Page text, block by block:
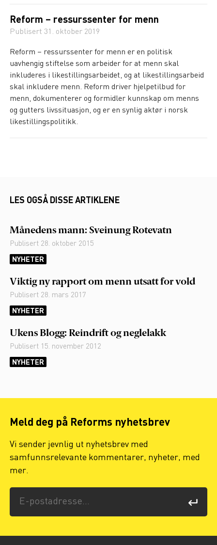
Reform – ressurssenter for menn
Publisert 31. oktober 2019
Reform – ressurssenter for menn er en politisk
uavhengig stiftelse som arbeider for at menn skal
inkluderes i likestillingsarbeidet, og at likestillingsarbeid
skal inkludere menn. Reform driver hjelpetilbud for
menn, dokumenterer og formidler kunnskap om menns
og gutters livssituasjon, og er en synlig aktør i norsk
likestillingspolitikk.
LES OGSÅ DISSE ARTIKLENE
Månedens mann: Sveinung Rotevatn
Publisert 28. oktober 2015
NYHETER
Viktig ny rapport om menn utsatt for vold
Publisert 28. mars 2017
NYHETER
Ukens Blogg: Reindrift og neglelakk
Publisert 15. november 2012
NYHETER
Meld deg på Reforms nyhetsbrev
Vi sender jevnlig ut nyhetsbrev med
samfunnsrelevante kommentarer, nyheter, med
mer.